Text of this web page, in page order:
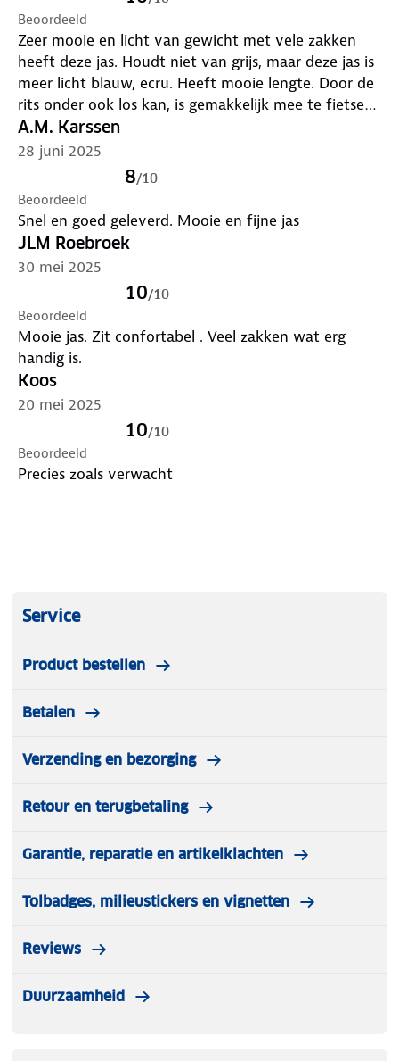
Beoordeeld
Zeer mooie en licht van gewicht met vele zakken
heeft deze jas. Houdt niet van grijs, maar deze jas is
meer licht blauw, ecru. Heeft mooie lengte. Door de
rits onder ook los kan, is gemakkelijk mee te fietsen.
En de muts valt niet over mijn ogen, door het
touwtje kunt aantrekken. Blijft goed op me hoofd
zitten, zonder dat verschuift. Toppie parka-jas.
A.M. Karssen
28 juni 2025
8/10
Beoordeeld
Snel en goed geleverd. Mooie en fijne jas
JLM Roebroek
30 mei 2025
10/10
Beoordeeld
Mooie jas. Zit confortabel . Veel zakken wat erg
handig is.
Koos
20 mei 2025
10/10
Beoordeeld
Precies zoals verwacht
Service
Product bestellen
Betalen
Verzending en bezorging
Retour en terugbetaling
Garantie, reparatie en artikelklachten
Tolbadges, milieustickers en vignetten
Reviews
Duurzaamheid